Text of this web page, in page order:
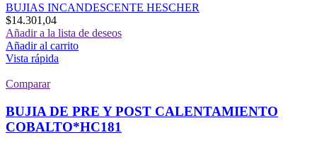
BUJIAS INCANDESCENTE HESCHER
$14.301,04
Añadir a la lista de deseos
Añadir al carrito
Vista rápida
Comparar
BUJIA DE PRE Y POST CALENTAMIENTO
COBALTO*HC181